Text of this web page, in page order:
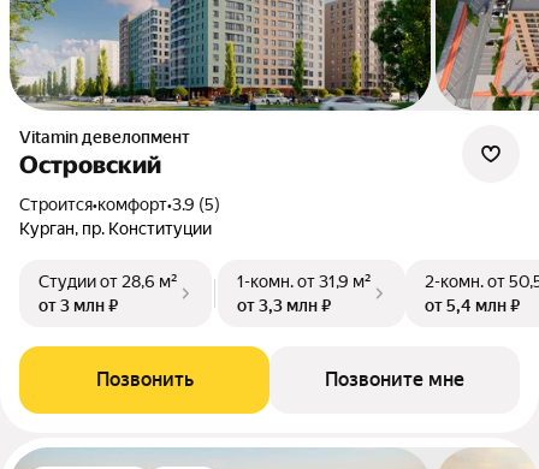
Vitamin девелопмент
Островский
Строится•комфорт•3.9 (5)
Курган, пр. Конституции
Студииот 28,6 м²
от 3 млн ₽
1-комн.от 31,9 м²
от 3,3 млн ₽
2-комн.от
от 5,4 млн ₽
Позвонить Позвоните мне